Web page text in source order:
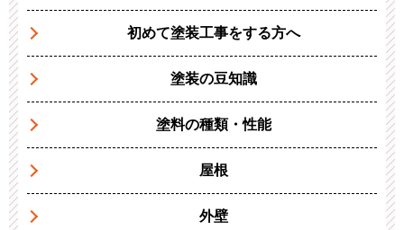
初めて塗装工事をする方へ
塗装の豆知識
塗料の種類・性能
屋根
外壁